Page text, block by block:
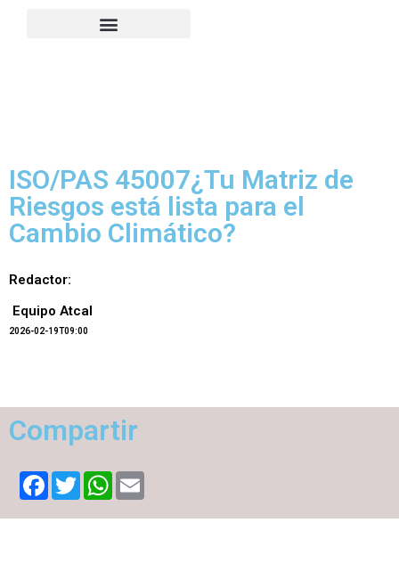
ISO/PAS 45007¿Tu Matriz de
Riesgos está lista para el
Cambio Climático?
Redactor:
Equipo Atcal
2026-02-19T09:00
Compartir
Facebook
TwitterWhatsApp